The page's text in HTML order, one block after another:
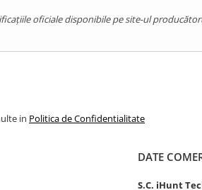
oficiale disponibile pe site-ul
in Politica de Confidentialitate
DATE
S.C. iHunt